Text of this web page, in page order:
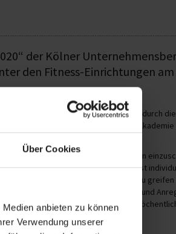
Über Cookies
anbieten zu können
Verwendung unserer
der Kölner
den Fitness-Einrichtungen
vor allem am Vertrauen der Kunden durch
bildet ihre Instruktoren bei der BSA-
den Gesundheitszustand des Kunden
Durch die möglichst
Patrik Meier vom Wettbewerb ab. Dazu
Kunden können ihre Wünsche und
werfen. Die Nachrichten werden
zurückgespielt.